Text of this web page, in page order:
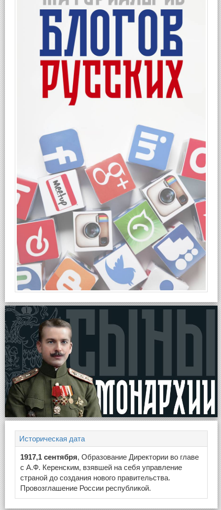
Историческая дата
1917,1 сентября, Образование Директории во главе
с А.Ф. Керенским, взявшей на себя управление
страной до создания нового правительства.
Провозглашение России республикой.